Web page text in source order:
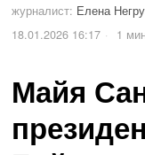
журналист: Елена
18.01.2026 16:17
1
Майя